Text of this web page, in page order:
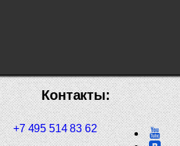
Контакты:
+7 495 514 83 62